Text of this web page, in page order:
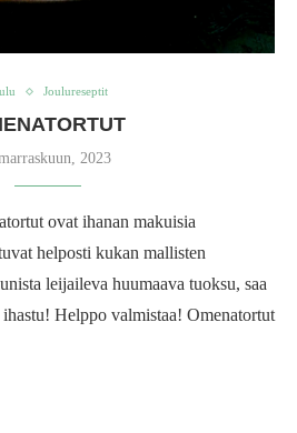
Joulureseptit
2023
ovat ihanan makuisia
helposti kukan mallisten
leijaileva huumaava tuoksu, saa
Helppo valmistaa! Omenatortut